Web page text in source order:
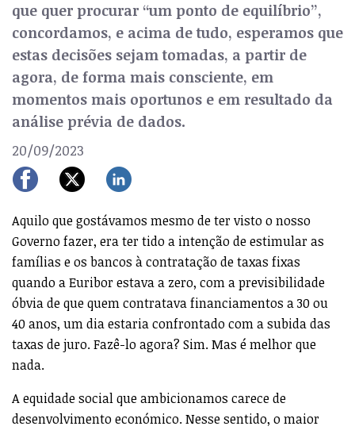
que quer procurar “um ponto de equilíbrio”,
concordamos, e acima de tudo, esperamos que
estas decisões sejam tomadas, a partir de
agora, de forma mais consciente, em
momentos mais oportunos e em resultado da
análise prévia de dados.
20/09/2023
Aquilo que gostávamos mesmo de ter visto o nosso
Governo fazer, era ter tido a intenção de estimular as
famílias e os bancos à contratação de taxas fixas
quando a Euribor estava a zero, com a previsibilidade
óbvia de que quem contratava financiamentos a 30 ou
40 anos, um dia estaria confrontado com a subida das
taxas de juro. Fazê-lo agora? Sim. Mas é melhor que
nada.
A equidade social que ambicionamos carece de
desenvolvimento económico. Nesse sentido, o maior